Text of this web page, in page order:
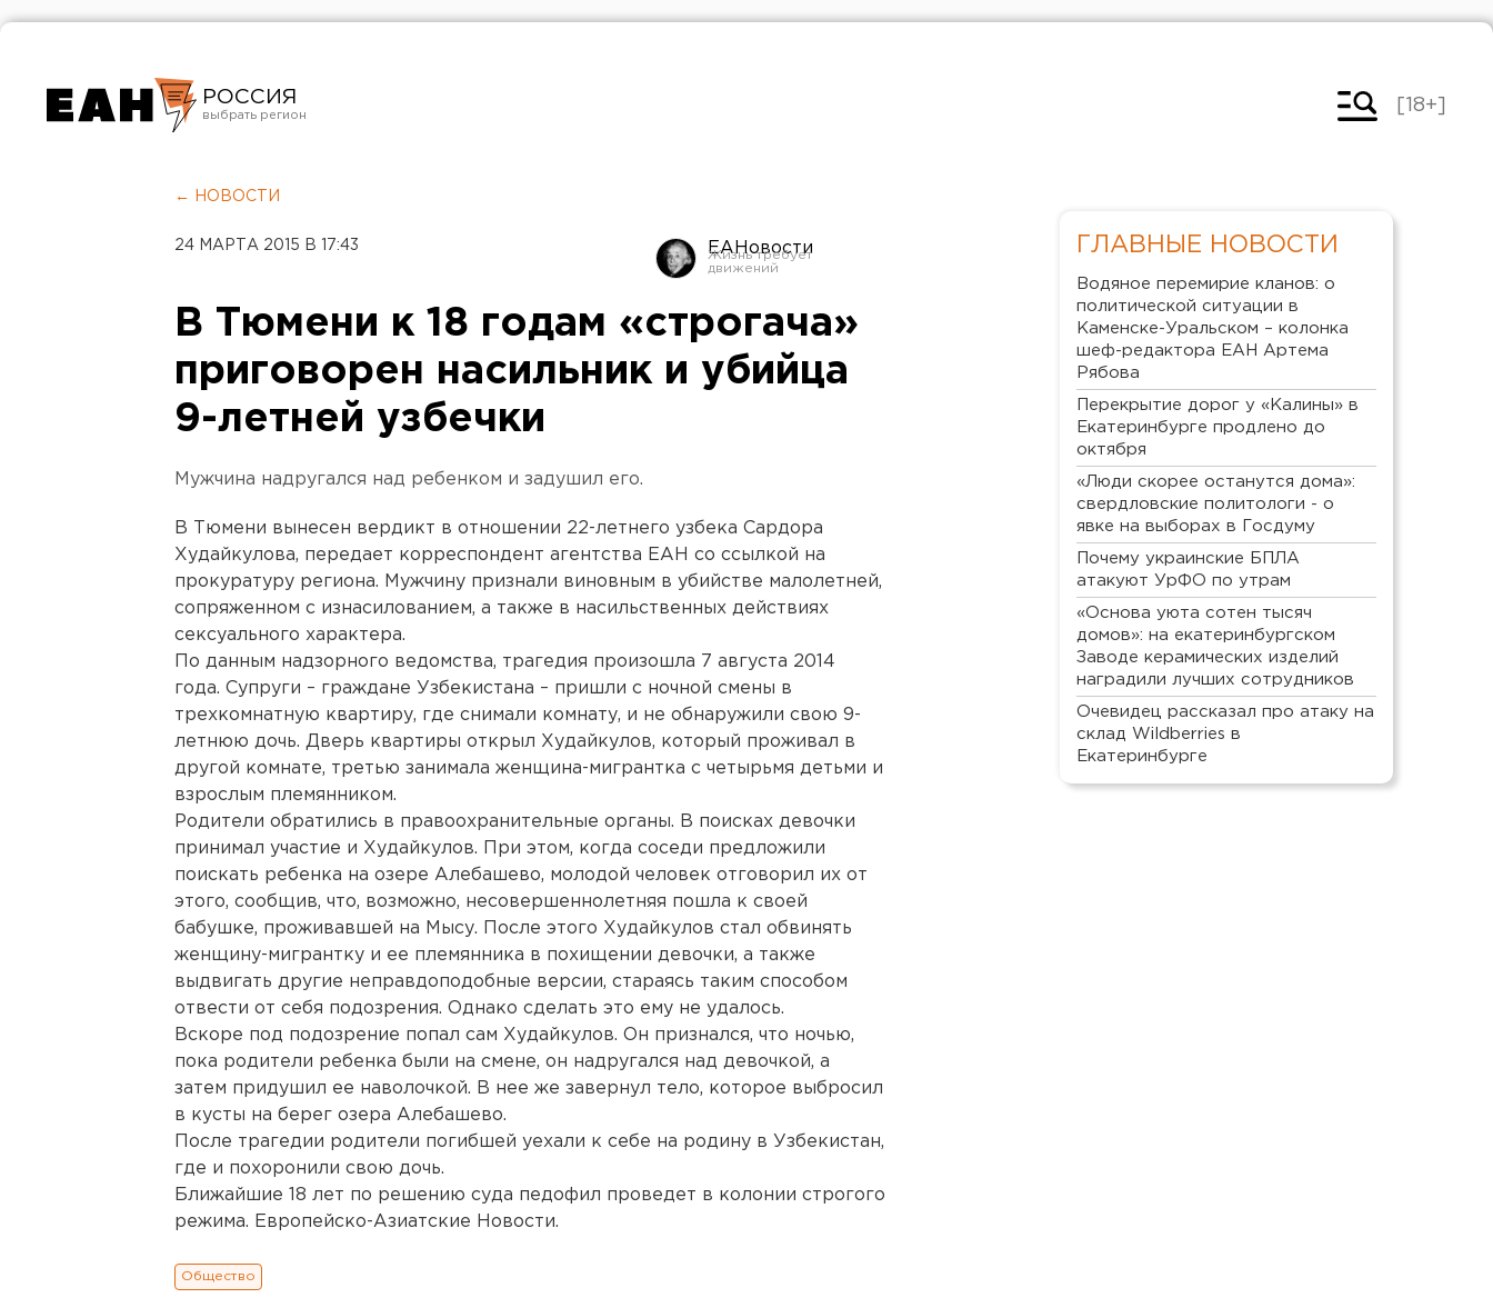
РОССИЯ
Челябинск
[18+]
← НОВОСТИ
24 МАРТА 2015 В 17:43 ЕАНовости
В Тюмени к 18 годам «строгача»
приговорен насильник и убийца
9-летней узбечки
Мужчина надругался над ребенком и задушил его.
В Тюмени вынесен вердикт в отношении 22-летнего узбека Сардора
Худайкулова, передает корреспондент агентства ЕАН со ссылкой на
прокуратуру региона. Мужчину признали виновным в убийстве малолетней,
сопряженном с изнасилованием, а также в насильственных действиях
сексуального характера.
По данным надзорного ведомства, трагедия произошла 7 августа 2014
года. Супруги – граждане Узбекистана – пришли с ночной смены в
трехкомнатную квартиру, где снимали комнату, и не обнаружили свою 9-
летнюю дочь. Дверь квартиры открыл Худайкулов, который проживал в
другой комнате, третью занимала женщина-мигрантка с четырьмя детьми и
взрослым племянником.
Родители обратились в правоохранительные органы. В поисках девочки
принимал участие и Худайкулов. При этом, когда соседи предложили
поискать ребенка на озере Алебашево, молодой человек отговорил их от
этого, сообщив, что, возможно, несовершеннолетняя пошла к своей
бабушке, проживавшей на Мысу. После этого Худайкулов стал обвинять
женщину-мигрантку и ее племянника в похищении девочки, а также
выдвигать другие неправдоподобные версии, стараясь таким способом
отвести от себя подозрения. Однако сделать это ему не удалось.
Вскоре под подозрение попал сам Худайкулов. Он признался, что ночью,
пока родители ребенка были на смене, он надругался над девочкой, а
затем придушил ее наволочкой. В нее же завернул тело, которое выбросил
в кусты на берег озера Алебашево.
После трагедии родители погибшей уехали к себе на родину в Узбекистан,
где и похоронили свою дочь.
Ближайшие 18 лет по решению суда педофил проведет в колонии строгого
режима. Европейско-Азиатские Новости.
Общество
ГЛАВНЫЕ НОВОСТИ
Водяное перемирие кланов: о
политической ситуации в
Каменске-Уральском – колонка
шеф-редактора ЕАН Артема
Рябова
Перекрытие дорог у «Калины» в
Екатеринбурге продлено до
октября
«Люди скорее останутся дома»:
свердловские политологи - о
явке на выборах в Госдуму
Почему украинские БПЛА
атакуют УрФО по утрам
«Основа уюта сотен тысяч
домов»: на екатеринбургском
Заводе керамических изделий
наградили лучших сотрудников
Очевидец рассказал про атаку на
склад Wildberries в
Екатеринбурге